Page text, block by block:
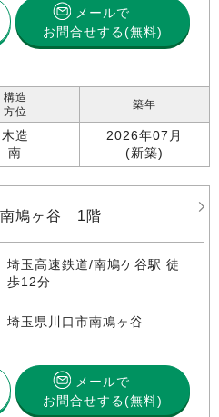
メールで
お問合せする(無料)
構造
方位
木造
南
築年
2026年07月
(新築)
南鳩ヶ谷 1階
埼玉高速鉄道/南鳩ケ谷駅 徒
歩12分
埼玉県川口市南鳩ヶ谷
メールで
お問合せする(無料)